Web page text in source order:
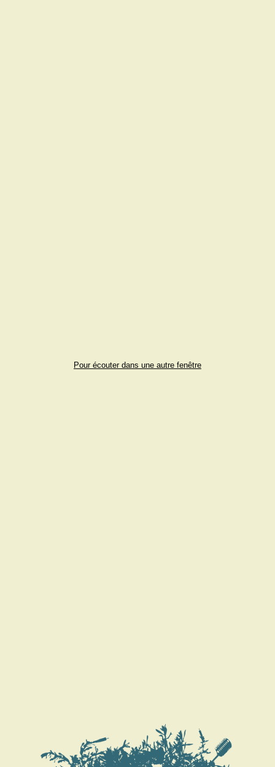
Pour écouter dans une autre fenêtre